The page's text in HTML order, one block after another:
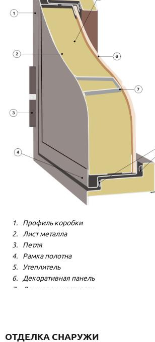
Профиль коробки
Лист металла
Петля
Рамка полотна
Утеплитель
Декоративная панель
Лонжерон жесткости
ОТДЕЛКА СНАРУЖИ